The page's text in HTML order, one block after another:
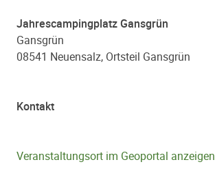
Jahrescampingplatz Gansgrün
Gansgrün
08541 Neuensalz, Ortsteil Gansgrün
Kontakt
Veranstaltungsort im Geoportal anzeigen